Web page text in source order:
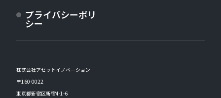
株式会社アセットイノベーション
〒160-0022
東京都新宿区新宿4-1-6
プライバシーポリ
シー